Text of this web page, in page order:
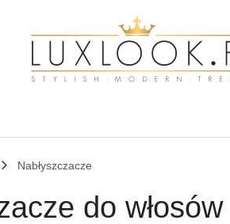
Nabłyszczacze
do włosów